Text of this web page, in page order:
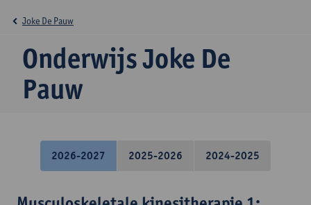
Onderwijs Joke De
Pauw
Joke De Pauw
2026-2027 2025-2026 2024-2025